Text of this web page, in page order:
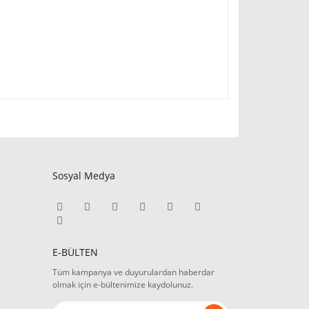
Sosyal Medya
E-BÜLTEN
Tüm kampanya ve duyurulardan haberdar
olmak için e-bültenimize kaydolunuz.